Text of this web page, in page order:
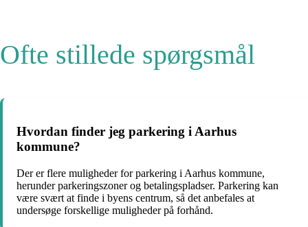
Ofte stillede spørgsmål
Hvordan finder jeg parkering i Aarhus
kommune?
Der er flere muligheder for parkering i Aarhus kommune,
herunder parkeringszoner og betalingspladser. Parkering kan
være svært at finde i byens centrum, så det anbefales at
undersøge forskellige muligheder på forhånd.